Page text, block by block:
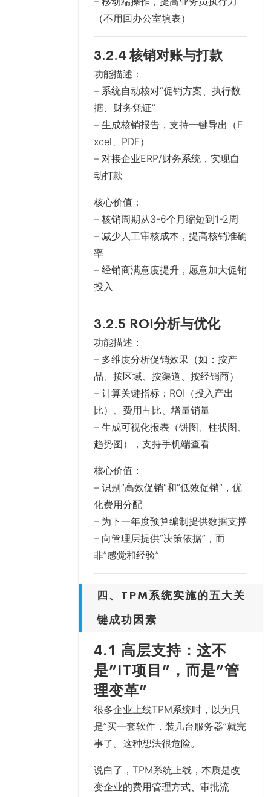
（不用回办公室填表）
3.2.4 核销对账与打款
功能描述 ：
– 系统自动核对”促销方案、执行数
据、财务凭证”
– 生成核销报告，支持一键导出（E
xcel、PDF）
– 对接企业ERP/财务系统，实现自
动打款
核心价值 ：
– 核销周期从3-6个月缩短到1-2周
– 减少人工审核成本，提高核销准确
率
– 经销商满意度提升，愿意加大促销
投入
3.2.5 ROI分析与优化
功能描述 ：
– 多维度分析促销效果（如：按产
品、按区域、按渠道、按经销商）
– 计算关键指标：ROI（投入产出
比）、费用占比、增量销量
– 生成可视化报表（饼图、柱状图、
趋势图），支持手机端查看
核心价值 ：
– 识别”高效促销”和”低效促销”，优
化费用分配
– 为下一年度预算编制提供数据支撑
– 向管理层提供”决策依据”，而
非”感觉和经验”
四、TPM系统实施的五大关
键成功因素
4.1 高层支持：这不
是”IT项目”，而是”管
理变革”
很多企业上线TPM系统时，以为只
是”买一套软件，装几台服务器”就完
事了。这种想法很危险。
说白了，TPM系统上线，本质是改
变企业的费用管理方式、审批流